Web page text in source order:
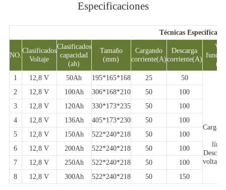
Especificaciones
Técnicas
NO.
Clasificados
Voltaje
Clasificados
capacidad
(ah)
Tamaño
(mm)
Cargando
corriente(A)
Descarga
corriente(A)
1
12,8 V 50Ah 195*165*168 25 50
voltaje
2 12,8 V 100Ah 306*168*210 50
100
3
12,8 V 120Ah 330*173*235 50
100
4
12,8 V 136Ah 405*173*230 50
100
5
12,8 V 150Ah 522*240*218 50
100
6
12,8 V 200Ah 522*240*218 50
100
7
12,8 V 250Ah 522*240*218 50
100
8
12,8 V 300Ah 522*240*218 50 150